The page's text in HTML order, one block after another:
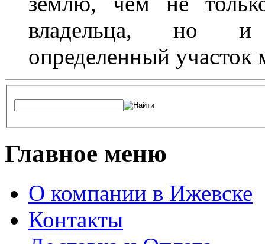
владельца, но и
определенный участок
Главное меню
О компании в Ижевске
Контакты